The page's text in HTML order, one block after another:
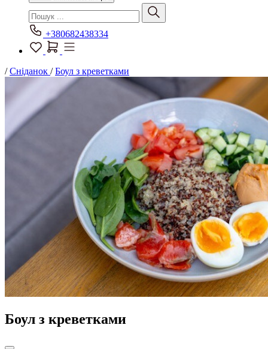
+380682438334
/Сніданок /Боул з креветками
Боул з креветками